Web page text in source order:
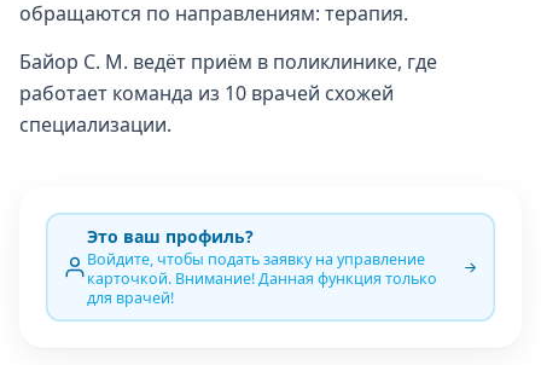
обращаются по направлениям: терапия.
Байор С. М. ведёт приём в поликлинике, где
работает команда из 10 врачей схожей
специализации.
Это ваш профиль?
Войдите, чтобы подать заявку на управление
карточкой. Внимание! Данная функция только
для врачей!